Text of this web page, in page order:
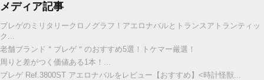
メディア記事
ブレゲのミリタリークロノグラフ！アエロナバルとトランスアトランティッ
ク...
老舗ブランド＂ブレゲ＂のおすすめ5選！トケマー厳選！
周りと差がつく価値ある1本！...
ブレゲ Ref.3800ST アエロナバルをレビュー【おすすめ】<時計怪獣...